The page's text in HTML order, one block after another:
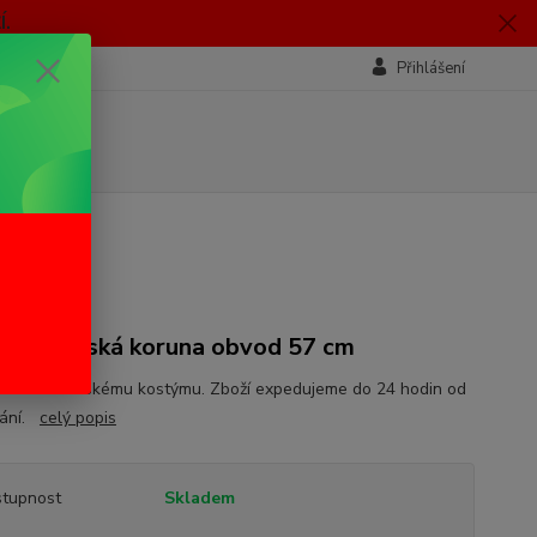
Přihlášení
královská koruna obvod 57 cm
ke královskému kostýmu. Zboží expedujeme do 24 hodin od
celý popis
Skladem